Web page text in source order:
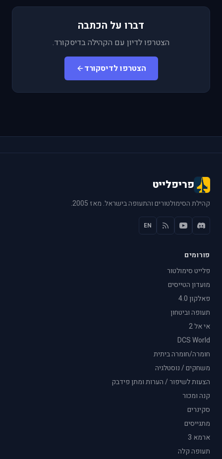
דברו על הכתבה
הצטרפו לדיון עם הקהילה בדיסקורד.
הצטרפו לדיסקורד
פריפלייט
קהילת הסימולטורים והתעופה בישראל. מאז 2005.
EN
פורומים
פלייט סימולטור
מועדון הטייסים
פאלקון 4.0
תעופה וביטחון
אי אל 2
DCS World
חומרה/חומרה ביתית
משחקים / נוסטלגיה
הצעות לשיפור / הערות ומתן פידבק
קנה ומכור
סקינרים
מתגייסים
ארמא 3
תעופה קלה